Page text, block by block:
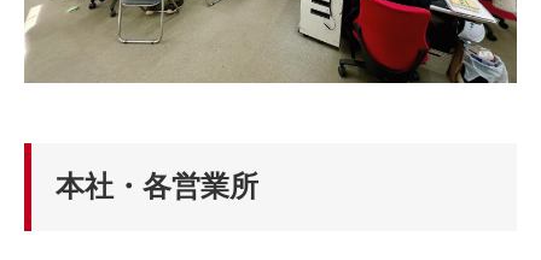
本社・各営業所